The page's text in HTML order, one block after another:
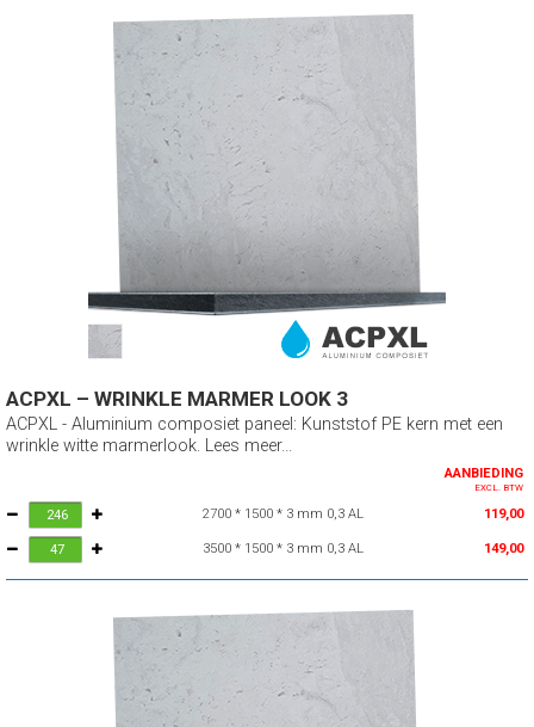
ACPXL – WRINKLE MARMER LOOK 3
ACPXL - Aluminium composiet paneel: Kunststof PE kern met een
wrinkle witte marmerlook. Lees meer...
AANBIEDING
EXCL. BTW
2700 * 1500 * 3 mm 0,3 AL 119,00
3500 * 1500 * 3 mm 0,3 AL 149,00